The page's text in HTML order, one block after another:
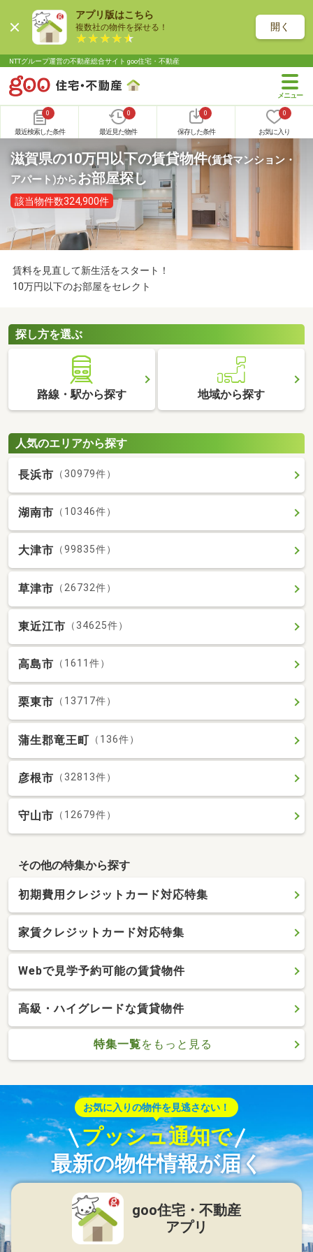
アプリ版はこちら
複数社の物件を探せる！ 開く
NTTグループ運営の不動産総合サイト goo住宅・不動産
0
最近検索した条件
0
最近見た物件
0
保存した条件
0
お気に入り
滋賀県の10万円以下の賃貸物件(賃貸マンション・
アパート)からお部屋探し
該当物件数324,900件
賃料を見直して新生活をスタート！
10万円以下のお部屋をセレクト
探し方を選ぶ
路線・駅から探す 地域から探す
人気のエリアから探す
長浜市 （30979件）
湖南市 （10346件）
大津市 （99835件）
草津市 （26732件）
東近江市 （34625件）
高島市 （1611件）
栗東市 （13717件）
蒲生郡竜王町 （136件）
彦根市 （32813件）
守山市 （12679件）
その他の特集から探す
初期費用クレジットカード対応特集
家賃クレジットカード対応特集
Webで見学予約可能の賃貸物件
高級・ハイグレードな賃貸物件
特集一覧をもっと見る
お気に入りの物件を見逃さない！
プッシュ通知で
最新の物件情報が届く
goo住宅・不動産
アプリ